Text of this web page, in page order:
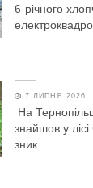
6-річного
7 ЛИПНЯ 2026,
На
знайшов у лісі
зник